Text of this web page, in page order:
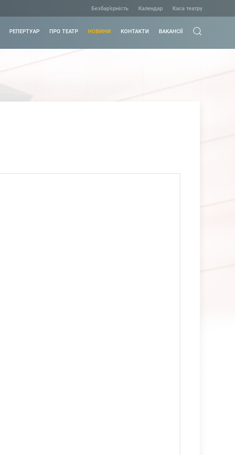
Безбар’єрність Календар Каса театру
РЕПЕРТУАР ПРО ТЕАТР НОВИНИ КОНТАКТИ ВАКАНСІЇ